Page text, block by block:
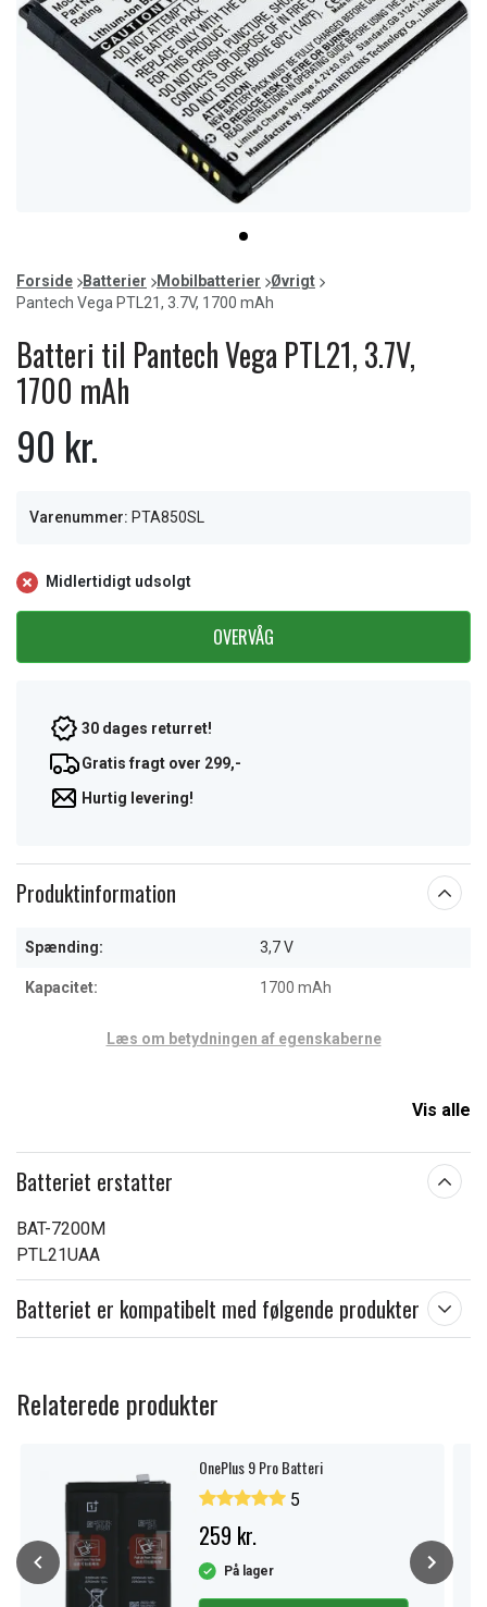
item
0
of
1
Forside Batterier Mobilbatterier
Øvrigt
Pantech Vega PTL21, 3.7V, 1700 mAh
Batteri til Pantech Vega PTL21, 3.7V,
1700 mAh
90 kr.
Varenummer: PTA850SL
Midlertidigt udsolgt
OVERVÅG
30 dages returret!
Gratis fragt over 299,-
Hurtig levering!
Produktinformation
Spænding: 3,7 V
Kapacitet: 1700 mAh
Læs om betydningen af egenskaberne
Vis alle
Batteriet erstatter
BAT-7200M
PTL21UAA
Batteriet er kompatibelt med følgende produkter
Relaterede produkter
OnePlus 9 Pro Batteri
5
259 kr.
På lager